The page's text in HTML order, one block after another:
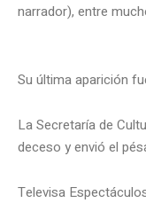
narrador), entre
Su última aparición
La Secretaría de
deceso y envió el
Televisa